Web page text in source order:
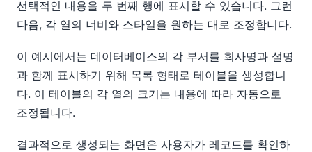
선택적인 내용을 두 번째 행에 표시할 수 있습니다. 그런
다음, 각 열의 너비와 스타일을 원하는 대로 조정합니다.
이 예시에서는 데이터베이스의 각 부서를 회사명과 설명
과 함께 표시하기 위해 목록 형태로 테이블을 생성합니
다. 이 테이블의 각 열의 크기는 내용에 따라 자동으로
조정됩니다.
결과적으로 생성되는 화면은 사용자가 레코드를 확인하